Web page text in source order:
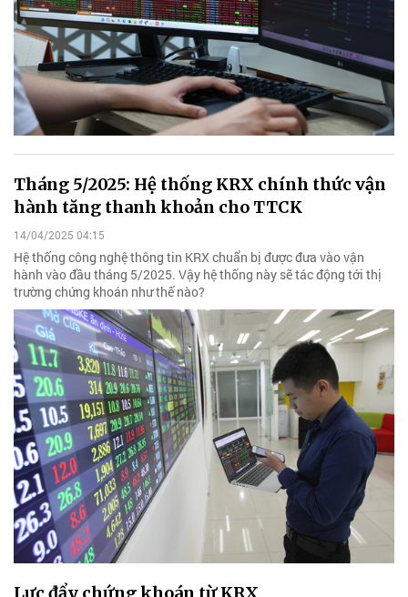
Tháng 5/2025: Hệ thống KRX chính thức vận
hành tăng thanh khoản cho TTCK
14/04/2025 04:15
Hệ thống công nghệ thông tin KRX chuẩn bị được đưa vào vận
hành vào đầu tháng 5/2025. Vậy hệ thống này sẽ tác động tới thị
trường chứng khoán như thế nào?
Lực đẩy chứng khoán từ KRX